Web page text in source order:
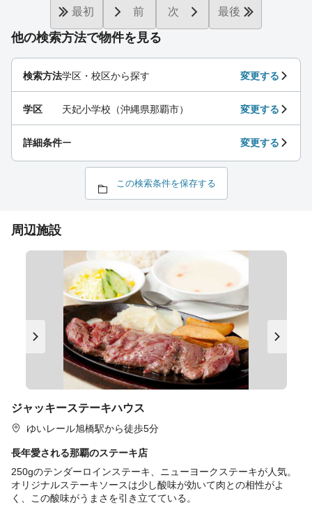
他の検索方法で物件を見る
検索方法学区・校区から探す 変更する
学区 天妃小学校（沖縄県那覇市） 変更する
詳細条件ー 変更する
この検索条件を保存する
最初 前 次 最後
周辺施設
ジャッキーステーキハウス
ゆいレール旭橋駅から徒歩5分
長年愛される那覇のステーキ店
250gのテンダーロインステーキ、ニューヨークステーキが人気。
オリジナルステーキソースは少し酸味が効いて肉との相性がよ
く、この酸味がうまさを引き立てている。